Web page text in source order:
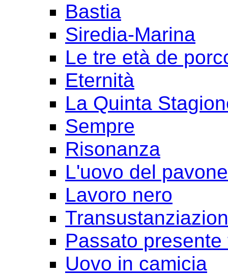
Bastia
Siredia-Marina
Le tre età de
Eternità
La Quinta
Sempre
Risonanza
L'uovo del pavone
Lavoro nero
Passato presente
Uovo in camicia